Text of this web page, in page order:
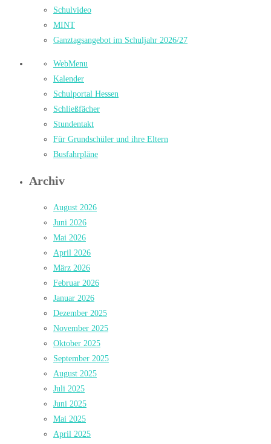
Schulvideo
MINT
Ganztagsangebot im Schuljahr 2026/27
WebMenu
Kalender
Schulportal Hessen
Schließfächer
Stundentakt
Für Grundschüler und ihre Eltern
Busfahrpläne
Archiv
August 2026
Juni 2026
Mai 2026
April 2026
März 2026
Februar 2026
Januar 2026
Dezember 2025
November 2025
Oktober 2025
September 2025
August 2025
Juli 2025
Juni 2025
Mai 2025
April 2025